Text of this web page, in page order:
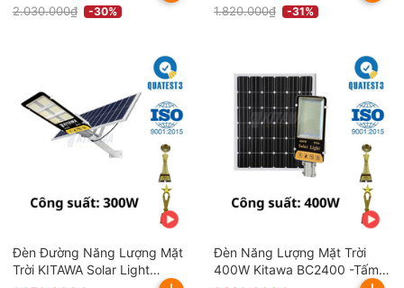
2.030.000₫ -30% 1.820.000₫ -31%
Đèn Đường Năng Lượng Mặt
Trời KITAWA Solar Light
Đèn Năng Lượng Mặt Trời
400W Kitawa BC2400 -Tấm